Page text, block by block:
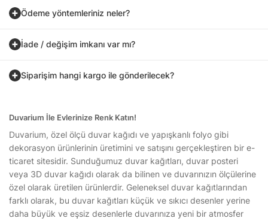
Ödeme yöntemleriniz neler?
İade / değişim imkanı var mı?
Siparişim hangi kargo ile gönderilecek?
Duvarium İle Evlerinize Renk Katın!
Duvarium, özel ölçü duvar kağıdı ve yapışkanlı folyo gibi
dekorasyon ürünlerinin üretimini ve satışını gerçekleştiren bir e-
ticaret sitesidir. Sunduğumuz duvar kağıtları, duvar posteri
veya 3D duvar kağıdı olarak da bilinen ve duvarınızın ölçülerine
özel olarak üretilen ürünlerdir. Geleneksel duvar kağıtlarından
farklı olarak, bu duvar kağıtları küçük ve sıkıcı desenler yerine
daha büyük ve eşsiz desenlerle duvarınıza yeni bir atmosfer